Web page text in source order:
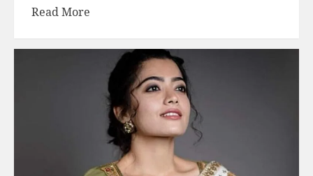
Read More